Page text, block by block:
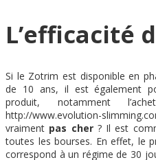
L’efficacité
Si le Zotrim est disponible en
de 10 ans, il est également
produit, notamment
http://www.evolution-
vraiment pas cher? Il est
toutes les bourses. En effet, le
correspond à un régime de 30